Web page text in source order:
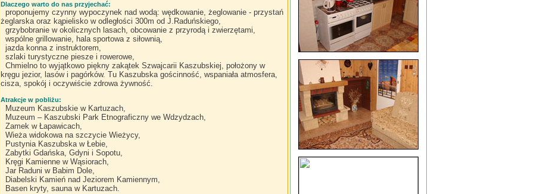
Dlaczego warto do nas przyjechać:
proponujemy czynny wypoczynek nad wodą: wędkowanie, żeglowanie - przystań
żeglarska oraz kąpielisko w odległości 300m od J.Raduńskiego,
grzybobranie w okolicznych lasach, obcowanie z przyrodą i zwierzętami,
wspólne grillowanie, hala sportowa z siłownią,
jazda konna z instruktorem,
szlaki turystyczne piesze i rowerowe,
Chmielno to wyjątkowo piękny zakątek Szwajcarii Kaszubskiej, położony w
kręgu jezior, lasów i pagórków. Tu Kaszubska gościnność, wspaniała atmosfera,
cisza, spokój i oczywiście zdrowa żywność.
Atrakcje w pobliżu:
Muzeum Kaszubskie w Kartuzach,
Muzeum – Kaszubski Park Etnograficzny we Wdzydzach,
Zamek w Łapawicach,
Wieża widokowa na szczycie Wieżycy,
Pustynia Kaszubska w Łebie,
Zabytki Gdańska, Gdyni i Sopotu,
Kręgi Kamienne w Wąsiorach,
Jar Raduni w Babim Dole,
Diabelski Kamień nad Jeziorem Kamiennym,
Basen kryty, sauna w Kartuzach.